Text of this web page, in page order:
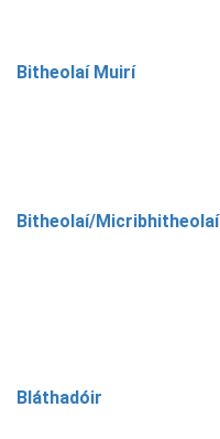
Bitheolaí Muirí
Bitheolaí/Micribhitheolaí
Bláthadóir